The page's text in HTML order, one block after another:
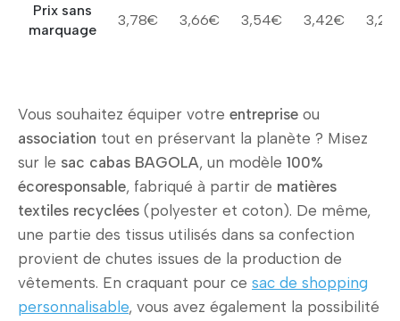
Prix sans
marquage
3,78€ 3,66€ 3,54€ 3,42€
Vous souhaitez équiper votre entreprise ou
association tout en préservant la planète ? Misez
sur le sac cabas BAGOLA, un modèle 100%
écoresponsable, fabriqué à partir de matières
textiles recyclées (polyester et coton). De même,
une partie des tissus utilisés dans sa confection
provient de chutes issues de la production de
vêtements. En craquant pour ce sac de shopping
personnalisable, vous avez également la possibilité